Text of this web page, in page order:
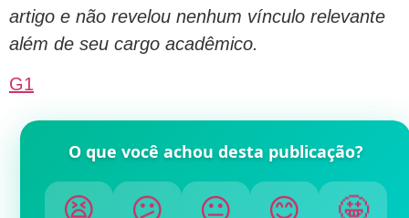
artigo e não revelou nenhum vínculo relevante
além de seu cargo acadêmico.
G1
O que você achou desta publicação?
😫 😕 😐 😊 🤩